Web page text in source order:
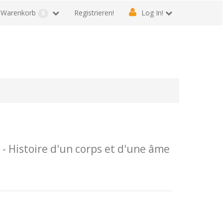
Registrieren! Log In!
Warenkorb 0
- Histoire d'un corps et d'une âme